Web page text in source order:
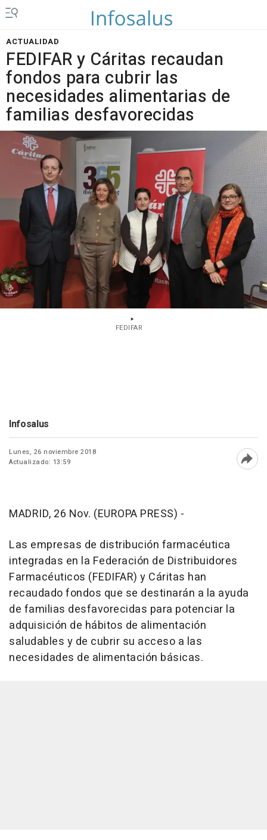
ACTUALIDAD
FEDIFAR y Cáritas recaudan
fondos para cubrir las
necesidades alimentarias de
familias desfavorecidas
FEDIFAR
Infosalus
Lunes, 26 noviembre 2018
Actualizado: 13:59
MADRID, 26 Nov. (EUROPA PRESS) -
Las empresas de distribución farmacéutica
integradas en la Federación de Distribuidores
Farmacéuticos (FEDIFAR) y Cáritas han
recaudado fondos que se destinarán a la ayuda
de familias desfavorecidas para potenciar la
adquisición de hábitos de alimentación
saludables y de cubrir su acceso a las
necesidades de alimentación básicas.